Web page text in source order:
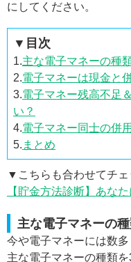
にしてください。
▼目次
1.主な電子マネーの種
2.電子マネーは現金と
3.電子マネー残高不足
い？
4.電子マネー同士の併
5. まとめ
▼こちらも合わせてチェ
【貯金方法診断】あな
主な電子マネーの
今や電子マネーには数
主な電子マネーの種類